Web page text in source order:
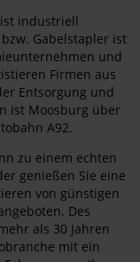
industriell
Gabelstapler ist
und
Firmen aus
Entsorgung und
ist Moosburg über
A92.
zu einem echten
genießen Sie eine
von günstigen
Des
als 30 Jahren
mit ein